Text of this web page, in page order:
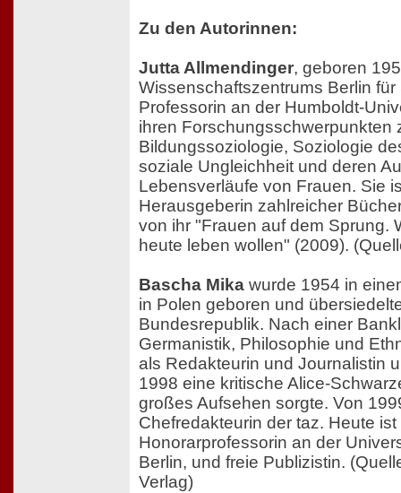
Zu den Autorinnen:
Jutta Allmendinger, geboren
Wissenschaftszentrums Berlin
Professorin an der Humboldt-
ihren Forschungsschwerpunkten
Bildungssoziologie, Soziologie
soziale Ungleichheit und deren
Lebensverläufe von Frauen. Sie
Herausgeberin zahlreicher
von ihr "Frauen auf dem Sprung.
heute leben wollen" (2009).
Bascha Mika wurde 1954 in
in Polen geboren und
Bundesrepublik. Nach einer
Germanistik, Philosophie und
als Redakteurin und Journalistin
1998 eine kritische Alice-
großes Aufsehen sorgte. Von
Chefredakteurin der taz. Heute ist
Honorarprofessorin an der
Berlin, und freie Publizistin.
Verlag)